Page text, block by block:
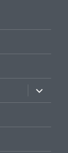
ouvrir
le
sous-